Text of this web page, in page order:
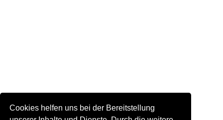
Cookies helfen uns bei der Bereitstellung